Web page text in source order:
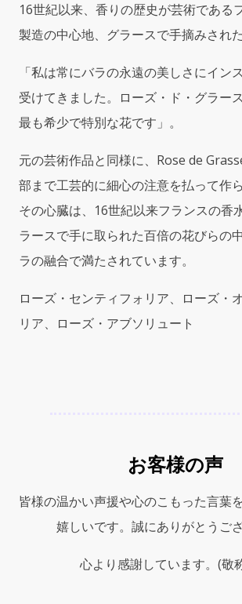
ラ
ッ
EDP
1.7oz
(50ml)
Parfume
quantity
16世紀以来、香りの歴史が芸術である
製造の中心地、グラースで手摘みされた
「私は常にバラの永遠の美しさにイン
受けてきました。ローズ・ド・グラー
最も希少で特別な花です」。
元の芸術作品と同様に、Rose de
部まで工芸的に細心の注意を払って作
その心臓は、16世紀以来フランスの香
ラースで手に取られた百倍の花びらの
ラの融合で満たされています。
ローズ・センティフォリア、ローズ・
リア、ローズ・アブソリュート
お客様の声
皆様の温かい声援や心のこもった言葉
嬉しいです。誠にありがとうござ
心より感謝しています。(敬